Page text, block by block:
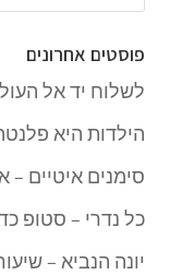
פוסטים אחרונים
לשלוח יד אל
הילדות היא
סימנים איטיים –
כל נדרי – סטופ
יונה הנביא –